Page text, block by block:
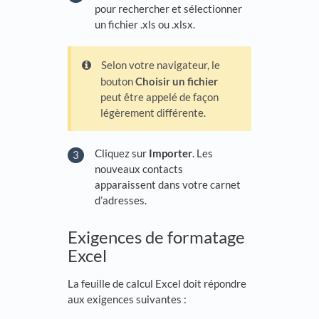
pour rechercher et sélectionner
un fichier .xls ou .xlsx.
Selon votre navigateur, le
boutonChoisir un fichier
peut être appelé de façon
légèrement différente.
Cliquez sur Importer. Les
nouveaux contacts
apparaissent dans votre carnet
d’adresses.
Exigences de formatage
Excel
La feuille de calcul Excel doit répondre
aux exigences suivantes :